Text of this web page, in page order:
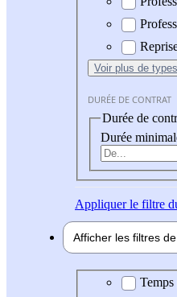
Voir plus de
DURÉE DE CONTRAT
Durée de
Durée
Appliquerle filtre
Afficher les filtres de
Durée